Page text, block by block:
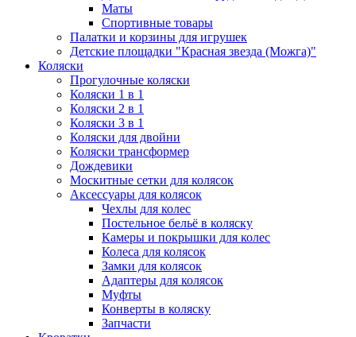
Маты
Спортивные товары
Палатки и корзины для игрушек
Детские площадки "Красная звезда (Можга)"
Коляски
Прогулочные коляски
Коляски 1 в 1
Коляски 2 в 1
Коляски 3 в 1
Коляски для двойни
Коляски трансформер
Дождевики
Москитные сетки для колясок
Аксессуары для колясок
Чехлы для колес
Постельное бельё в коляску
Камеры и покрышки для колес
Колеса для колясок
Замки для колясок
Адаптеры для колясок
Муфты
Конверты в коляску
Запчасти